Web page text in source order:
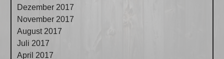
Dezember 2017
November 2017
August 2017
Juli 2017
April 2017